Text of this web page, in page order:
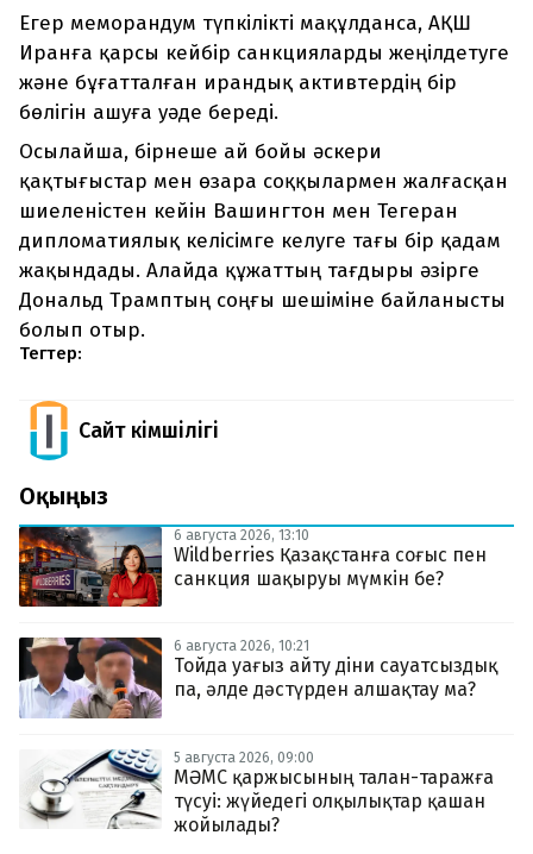
Егер меморандум түпкілікті мақұлданса, АҚШ
Иранға қарсы кейбір санкцияларды жеңілдетуге
және бұғатталған ирандық активтердің бір
бөлігін ашуға уәде береді.
Осылайша, бірнеше ай бойы әскери
қақтығыстар мен өзара соққылармен жалғасқан
шиеленістен кейін Вашингтон мен Тегеран
дипломатиялық келісімге келуге тағы бір қадам
жақындады. Алайда құжаттың тағдыры әзірге
Дональд Трамптың соңғы шешіміне байланысты
болып отыр.
Тегтер:
Сайт Әкімшілігі
Оқыңыз
6 августа 2026, 13:10
Wildberries Қазақстанға соғыс пен
санкция шақыруы мүмкін бе?
6 августа 2026, 10:21
Тойда уағыз айту діни сауатсыздық
па, әлде дәстүрден алшақтау ма?
5 августа 2026, 09:00
МӘМС қаржысының талан-таражға
түсуі: жүйедегі олқылықтар қашан
жойылады?